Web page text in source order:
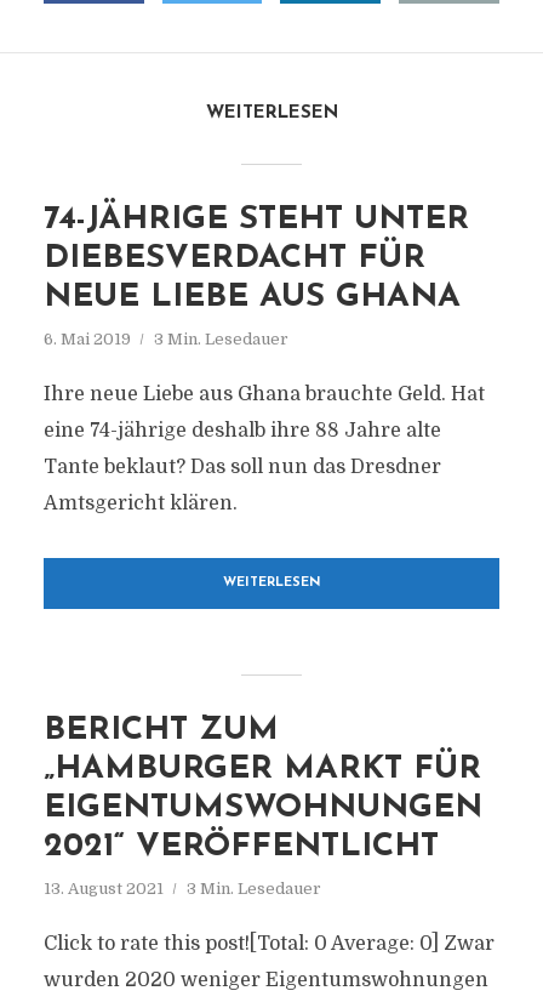
WEITERLESEN
74-JÄHRIGE STEHT UNTER
DIEBESVERDACHT FÜR
NEUE LIEBE AUS GHANA
6. Mai 2019 3 Min. Lesedauer
Ihre neue Liebe aus Ghana brauchte Geld. Hat
eine 74-jährige deshalb ihre 88 Jahre alte
Tante beklaut? Das soll nun das Dresdner
Amtsgericht klären.
WEITERLESEN
BERICHT ZUM
„HAMBURGER MARKT FÜR
EIGENTUMSWOHNUNGEN
2021“ VERÖFFENTLICHT
13. August 2021 3 Min. Lesedauer
Click to rate this post![Total: 0 Average: 0] Zwar
wurden 2020 weniger Eigentumswohnungen